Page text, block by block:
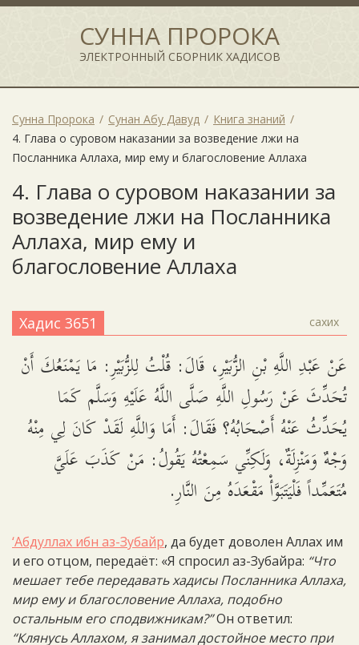
СУННА ПРОРОКА
ЭЛЕКТРОННЫЙ СБОРНИК ХАДИСОВ
Сунна Пророка Сунан Абу Давуд
Книга знаний
4. Глава о суровом наказании за возведение лжи на
Посланника Аллаха, мир ему и благословение Аллаха
4. Глава о суровом наказании за
возведение лжи на Посланника
Аллаха, мир ему и
благословение Аллаха
Хадис 3651 сахих
عَنْ عَبْدِ اللَّهِ بْنِ الزُّبَيْرِ، قَالَ: قُلْتُ لِلزُّبَيْرِ: مَا يَمْنَعُكَ أَنْ
تُحَدِّثَ عَنْ رَسُولِ اللَّهِ صَلَّى اللَّهُ عَلَيْهِ وَسَلَّم كَمَا
يُحَدِّثُ عَنْهُ أَصْحَابُهُ؟ فَقَالَ: أَمَا وَاللَّهِ لَقَدْ كَانَ لِي مِنْهُ
وَجْهٌ وَمَنْزِلَةٌ، وَلَكِنِّي سَمِعْتُهُ يَقُولُ: مَنْ كَذَبَ عَلَيَّ
مُتَعَمِّداً فَلْيَتَبَوَّأْ مَقْعَدَهُ مِنَ النَّارِ.
‘Абдуллах ибн аз-Зубайр, да будет доволен Аллах им
и его отцом, передаёт: «Я спросил аз-Зубайра: “Что
мешает тебе передавать хадисы Посланника Аллаха,
мир ему и благословение Аллаха, подобно
остальным его сподвижникам?”Он ответил:
“Клянусь Аллахом, я занимал достойное место при